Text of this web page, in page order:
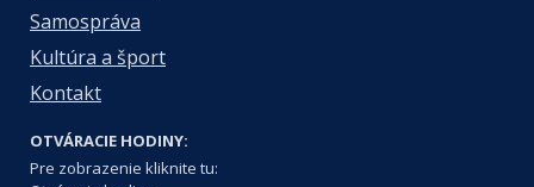
Samospráva
Kultúra a šport
Kontakt
OTVÁRACIE HODINY:
Pre zobrazenie kliknite tu: